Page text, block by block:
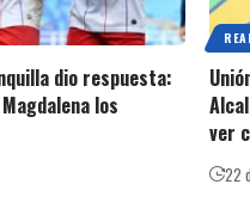
dio respuesta:
los
ver
22